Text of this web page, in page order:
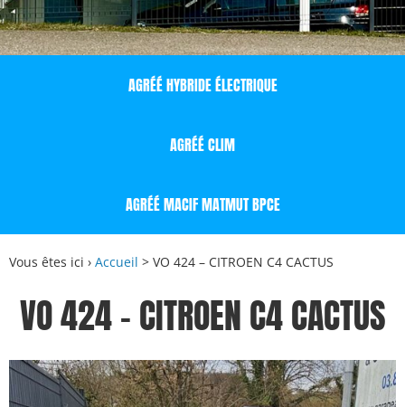
AGRÉÉ HYBRIDE ÉLECTRIQUE
AGRÉÉ CLIM
AGRÉÉ MACIF MATMUT BPCE
Vous êtes ici › Accueil > VO 424 – CITROEN C4 CACTUS
VO 424 – CITROEN C4 CACTUS